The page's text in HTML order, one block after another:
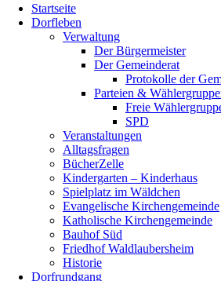
oben
scrollen
Startseite
Dorfleben
Verwaltung
Der Bürgermeister
Der Gemeinderat
Protokolle der
Parteien &
Freie
SPD
Veranstaltungen
Alltagsfragen
BücherZelle
Kindergarten – Kinderhaus
Spielplatz im Wäldchen
Evangelische Kirchengemeinde
Katholische Kirchengemeinde
Bauhof Süd
Friedhof Waldlaubersheim
Historie
Dorfrundgang